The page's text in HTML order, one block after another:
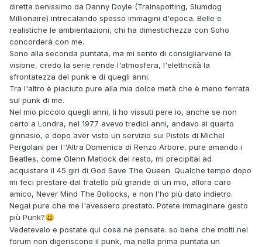
diretta benissimo da Danny Doyle (Trainspotting, Slumdog
Millionaire) intrecalando spesso immagini d'epoca. Belle e
realistiche le ambientazioni, chi ha dimestichezza con Soho
concorderà con me.
Sono alla seconda puntata, ma mi sento di consigliarvene la
visione, credo la serie rende l'atmosfera, l'elettricità la
sfrontatezza del punk e di quegli anni.
Tra l'altro è piaciuto pure alla mia dolce metà che è meno ferrata
sul punk di me.
Nel mio piccolo quegli anni, li ho vissuti pere io, anche se non
certo a Londra, nel 1977 avevo tredici anni, andavo al quarto
ginnasio, e dopo aver visto un servizio sui Pistols di Michel
Pergolani per l''Altra Domenica di Renzo Arbore, pure amando i
Beatles, come Glenn Matlock del resto, mi precipitai ad
acquistare il 45 giri di God Save The Queen. Qualche tempo dopo
mi feci prestare dal fratello più grande di un mio, allora caro
amico, Never Mind The Bollocks, e non l'ho più dato indietro.
Negai pure che me l'avessero prestato. Potete immaginare gesto
più Punk?😃
Vedetevelo e postate qui cosa ne pensate. so bene che molti nel
forum non digeriscono il punk, ma nella prima puntata un